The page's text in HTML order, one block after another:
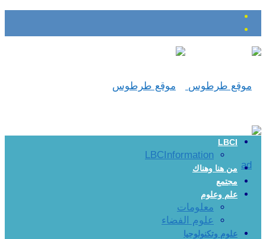
LBCI
LBCInformation
من هنا وهناك
مجتمع
علم وعلوم
معلومات
علوم الفضاء
علوم وتكنولوجيا